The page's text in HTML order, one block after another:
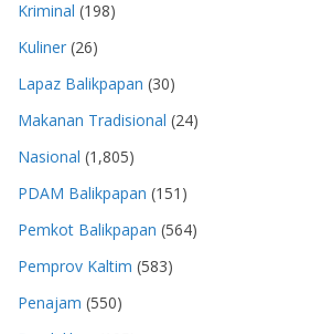
Kriminal (198)
Kuliner (26)
Lapaz Balikpapan (30)
Makanan Tradisional (24)
Nasional (1,805)
PDAM Balikpapan (151)
Pemkot Balikpapan (564)
Pemprov Kaltim (583)
Penajam (550)